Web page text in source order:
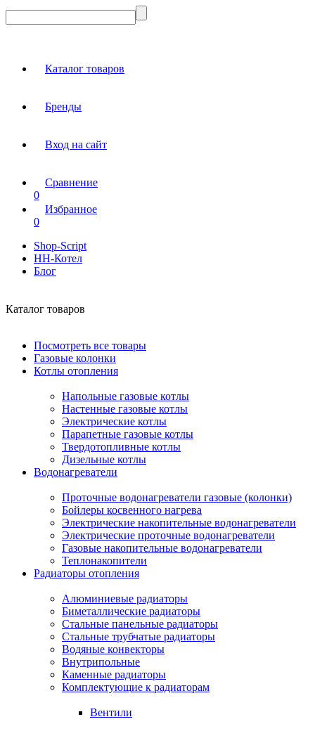
Каталог товаров
Бренды
Вход на сайт
Сравнение
0
Избранное
0
Shop-Script
НН-Котел
Блог
Каталог товаров
Посмотреть все товары
Газовые колонки
Котлы отопления
Напольные газовые котлы
Настенные газовые котлы
Электрические котлы
Парапетные газовые котлы
Твердотопливные котлы
Дизельные котлы
Водонагреватели
Проточные водонагреватели газовые (колонки)
Бойлеры косвенного нагрева
Электрические накопительные водонагреватели
Электрические проточные водонагреватели
Газовые накопительные водонагреватели
Теплонакопители
Радиаторы отопления
Алюминиевые радиаторы
Биметаллические радиаторы
Стальные панельные радиаторы
Стальные трубчатые радиаторы
Водяные конвекторы
Внутрипольные
Каменные радиаторы
Комплектующие к радиаторам
Вентили